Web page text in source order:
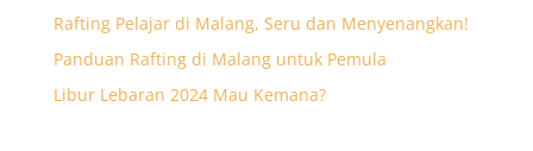
Rafting Pelajar di Malang, Seru dan Menyenangkan!
Panduan Rafting di Malang untuk Pemula
Libur Lebaran 2024 Mau Kemana?